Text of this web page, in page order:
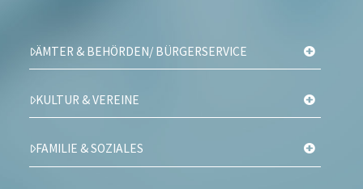
ÄMTER & BEHÖRDEN/ BÜRGERSERVICE
KULTUR & VEREINE
FAMILIE & SOZIALES